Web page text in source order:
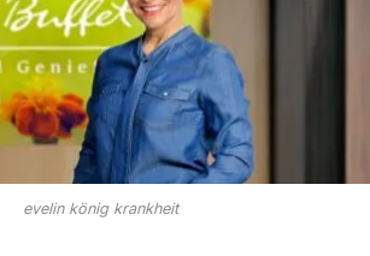
evelin könig krankheit